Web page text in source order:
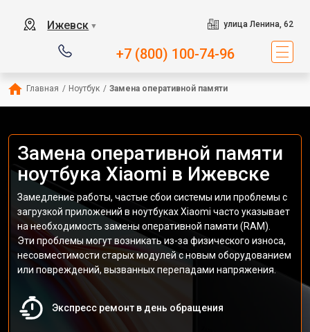
Ижевск ▼ улица Ленина, 62
+7 (800) 100-74-96
Главная / Ноутбук / Замена оперативной памяти
Замена оперативной памяти
ноутбука Xiaomi в Ижевске
Замедление работы, частые сбои системы или проблемы с
загрузкой приложений в ноутбуках Xiaomi часто указывает
на необходимость замены оперативной памяти (RAM).
Эти проблемы могут возникать из-за физического износа,
несовместимости старых модулей с новым оборудованием
или повреждений, вызванных перепадами напряжения.
Экспресс ремонт в день обращения